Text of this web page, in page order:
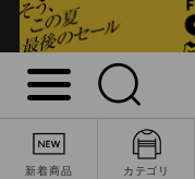
新着商品 カテゴリ